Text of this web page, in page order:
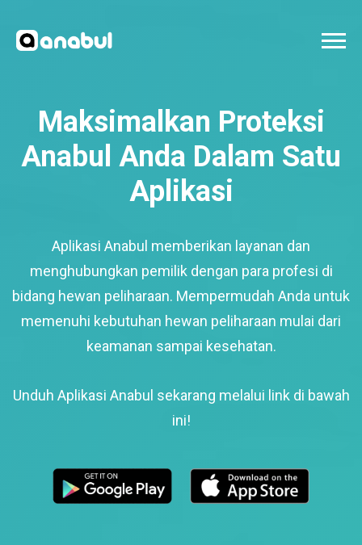
Maksimalkan Proteksi
Anabul Anda Dalam Satu
Aplikasi
Aplikasi Anabul memberikan layanan dan
menghubungkan pemilik dengan para profesi di
bidang hewan peliharaan. Mempermudah Anda untuk
memenuhi kebutuhan hewan peliharaan mulai dari
keamanan sampai kesehatan.
Unduh Aplikasi Anabul sekarang melalui link di bawah
ini!